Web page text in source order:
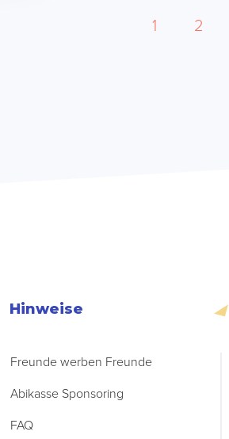
1 2
Hinweise
Freunde werben Freunde
Abikasse Sponsoring
FAQ